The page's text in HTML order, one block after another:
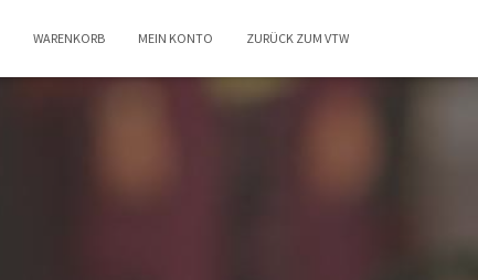
WARENKORB MEIN KONTO ZURÜCK ZUM VTW